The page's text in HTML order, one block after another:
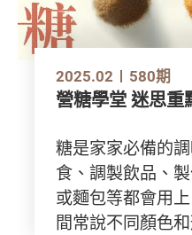
2025.02 580期
營糖學堂 迷思重
糖是家家必備的
食、調製飲品、
或麵包等都會用
間常說不同顏色